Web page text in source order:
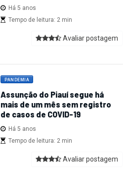
Há 5 anos
Tempo de leitura: 2 min
Avaliar postagem
PANDEMIA
Assunção do Piauí segue há
mais de um mês sem registro
de casos de COVID-19
Há 5 anos
Tempo de leitura: 2 min
Avaliar postagem